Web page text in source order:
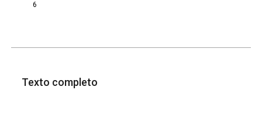
6
Texto completo